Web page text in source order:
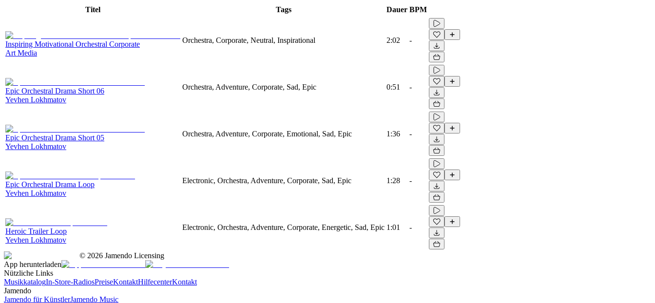
Titel Tags Dauer BPM
Inspiring Motivational Orchestral Corporate
Art Media
Orchestra, Corporate, Neutral, Inspirational 2:02 -
Epic Orchestral Drama Short 06
Yevhen Lokhmatov
Orchestra, Adventure, Corporate, Sad, Epic 0:51 -
Epic Orchestral Drama Short 05
Yevhen Lokhmatov
Orchestra, Adventure, Corporate, Emotional, Sad, Epic 1:36 -
Epic Orchestral Drama Loop
Yevhen Lokhmatov
Electronic, Orchestra, Adventure, Corporate, Sad, Epic 1:28 -
Heroic Trailer Loop
Yevhen Lokhmatov
Electronic, Orchestra, Adventure, Corporate, Energetic, Sad, Epic 1:01 -
© 2026 Jamendo Licensing
App herunterladen
Nützliche Links
MusikkatalogIn-Store-RadiosPreiseKontaktHilfecenterKontakt
Jamendo
Jamendo für KünstlerJamendo Music